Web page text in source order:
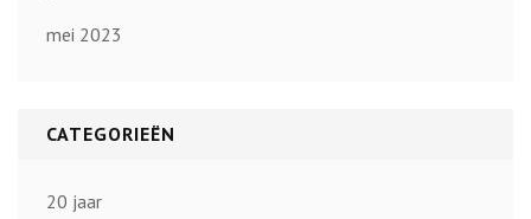
mei 2023
CATEGORIEËN
20 jaar